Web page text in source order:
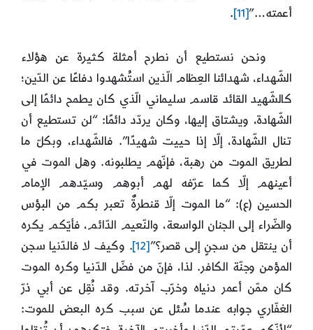
أعمته…”[11]
.
ونحن نستطيع أن نطرح أمثلة كثيرة عن هؤلاء
الشّهداء، شهدائنا العِظام الّذين استُشهدوا دفاعًا عن الدّين؛
كالشّهيد القائد قاسم سليماني الّذي كان يطمح دائمًا إلى
الشّهادة، ويشتاق إليها، وكان يردّد دائمًا: “لن تستطيع أن
تنال الشّهادة، إلّا إذا حييت شهيدًا”. فالشّهداء، وبكلّ ما
لطريق الموت من رهبة، فإنّهم يطلبونه. وهل الموت في
أعينهم إلّا كما عرّفه لهم أبوهم وسيّدهم الإمام
الحسين (ع): “ما الموت إلّا قنطرةٌ تعبر بكم من البؤس
والضّراء إلى الجنان الواسعة، والنّعيم الدّائم، فأيّكم يكره
أن ينتقل من سجنٍ إلى قصر؟”[12]
. وكيف لا فالدّنيا سجن
المؤمن وجنّة الكافر. لذا، فإنّ من فضّل الدّنيا وكره الموت
كان ممّن أعمر دنياه وخرّب آخرته. وقد نُقِل عن أبي ذرّ
الغفّاري جوابه عندما سُئل عن سبب كره البعض للموت: